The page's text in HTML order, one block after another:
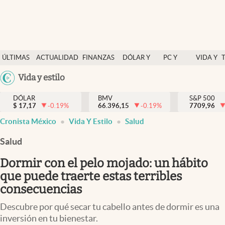
ÚLTIMAS
NOTICIAS
ACTUALIDAD
FINANZAS
DÓLAR Y
PC Y
VIDA Y
México
Vida y estilo
Actualidad
Finanzas y economía
Dólar y mercados
Pc y celular
Vida y estilo
Tv
DÓLAR
$ 17,17 -0.19%
BMV
66.396,15
-0.19%
S&P 500
7709,96
Cronista México Vida Y Estilo Salud
Salud
Dormir con el pelo mojado: un hábito
que puede traerte estas terribles
consecuencias
Descubre por qué secar tu cabello antes de dormir es una
inversión en tu bienestar.